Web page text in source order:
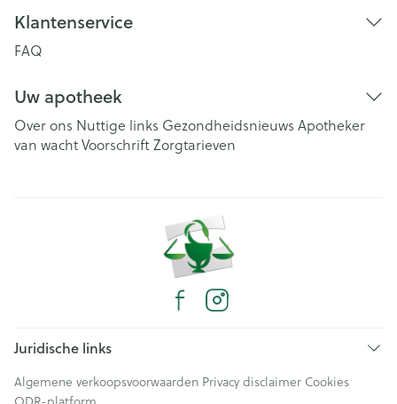
Klantenservice
FAQ
Uw apotheek
Over ons Nuttige links Gezondheidsnieuws Apotheker
van wachtVoorschriftZorgtarieven
Juridische links
Algemene verkoopsvoorwaarden Privacy disclaimer Cookies